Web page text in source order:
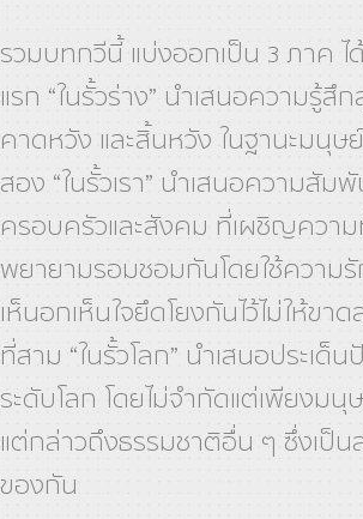
รวมบทกวีนี้ แบ่งออกเป็น 3 ภาค ไ
แรก “ในรั้วร่าง” นำเสนอความรู้สึ
คาดหวัง และสิ้นหวัง ในฐานะมนุ
สอง “ในรั้วเรา” นำเสนอความสัม
ครอบครัวและสังคม ที่เผชิญควา
พยายามรอมชอมกันโดยใช้ความรั
เห็นอกเห็นใจยึดโยงกันไว้ไม่ให้ขา
ที่สาม “ในรั้วโลก” นำเสนอประเด็
ระดับโลก โดยไม่จำกัดแต่เพียงม
แต่กล่าวถึงธรรมชาติอื่น ๆ ซึ่งเป็
ของกัน